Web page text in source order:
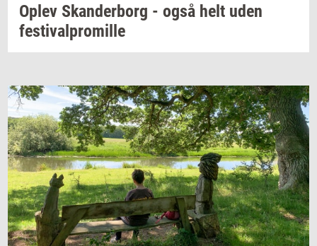
Oplev Skan­der­borg - også helt uden
festi­val­pro­mil­le